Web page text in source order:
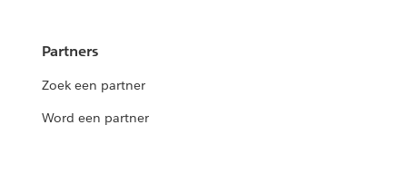
Partners
Zoek een partner
Word een partner